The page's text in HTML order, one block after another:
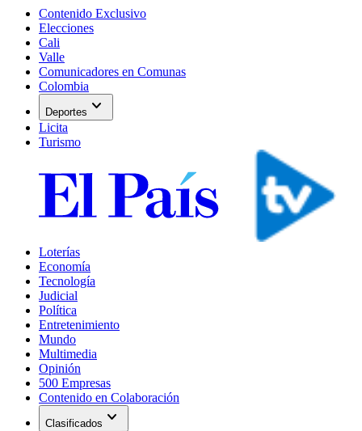
Contenido Exclusivo
Elecciones
Cali
Valle
Comunicadores en Comunas
Colombia
Deportes expand_more
Licita
Turismo
Loterías
Economía
Tecnología
Judicial
Política
Entretenimiento
Mundo
Multimedia
Opinión
500 Empresas
Contenido en Colaboración
Clasificados expand_more